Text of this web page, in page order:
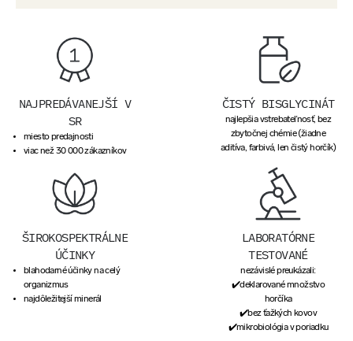
NAJPREDÁVANEJŠÍ V
SR
miesto predajnosti
viac než 30 000 zákazníkov
ČISTÝ BISGLYCINÁT
najlepšia vstrebateľnosť, bez
zbytočnej chémie (žiadne
aditíva, farbivá, len čistý horčík)
ŠIROKOSPEKTRÁLNE
ÚČINKY
blahodarné účinky na celý
organizmus
najdôležitejší minerál
LABORATÓRNE
TESTOVANÉ
nezávislé preukázali:
✔️deklarované množstvo
horčíka
✔️bez ťažkých kovov
✔️mikrobiológia v poriadku